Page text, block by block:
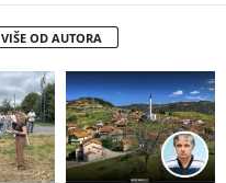
VIŠE OD AUTORA